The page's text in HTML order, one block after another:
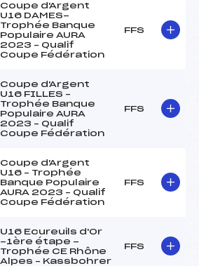
Coupe d'Argent
U16 DAMES-
Trophée Banque
Populaire AURA
2023 – Qualif
Coupe Fédération
FFS
Coupe d'Argent
U16 FILLES –
Trophée Banque
Populaire AURA
2023 – Qualif
Coupe Fédération
FFS
Coupe d'Argent
U16 – Trophée
Banque Populaire
AURA 2023 – Qualif
Coupe Fédération
FFS
U16 Ecureuils d'Or
-1ère étape -
Trophée CE Rhône
Alpes – Kassbohrer
FFS